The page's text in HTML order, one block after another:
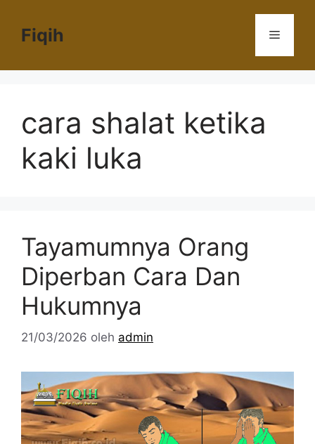
Fiqih Menu
cara shalat ketika
kaki luka
Tayamumnya Orang
Diperban Cara Dan
Hukumnya
21/03/2026 oleh admin